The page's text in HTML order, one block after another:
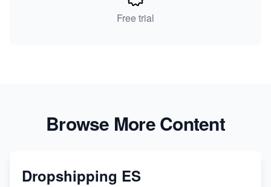
Free trial
Browse More Content
Dropshipping ES